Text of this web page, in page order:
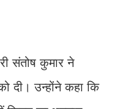
संतोष कुमार ने
दी। उन्होंने कहा कि